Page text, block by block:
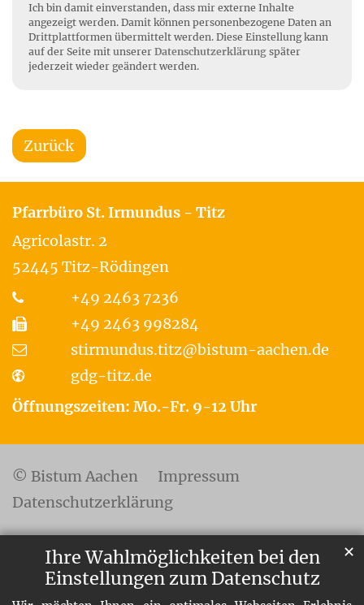
Ihre Wahlmöglichkeiten bei den
Einstellungen zum Datenschutz
✕
Ich bin damit einverstanden, dass mir externe Inhalte
angezeigt werden. Damit können personenbezogene Daten an
Drittplattformen übermittelt werden. Diese Einstellung kann
auf der Seite mit unserer Datenschutzerklärung später
jederzeit wieder geändert werden.
Zurück
Pfarrbüro St. Irmundus - Titz
Agricolastr. 2
52445 Titz-Rödingen
+49 2463 7236
+49 2463 998284
stirmundus.titz@bistum-aachen.de
gdg-titz.de
Öffnungszeiten: Mo.-Fr. 9-12 Uhr
© Bistum Aachen
Impressum
Datenschutzerklärung